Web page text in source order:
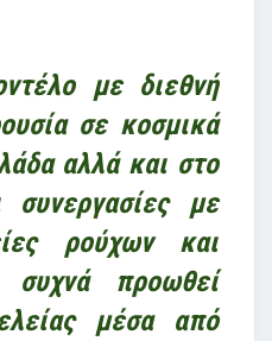
με διεθνή
σε κοσμικά
αλλά και στο
συνεργασίες με
ρούχων και
συχνά προωθεί
μέσα από